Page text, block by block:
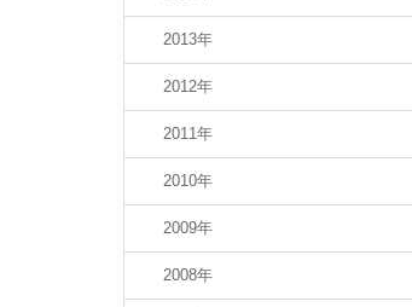
2013年
2012年
2011年
2010年
2009年
2008年